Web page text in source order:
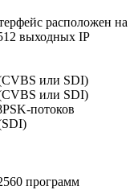
расположен на
выходных IP
или SDI)
или SDI)
потоков
программ